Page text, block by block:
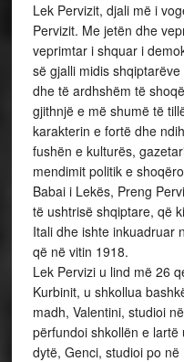
Lek Pervizit, djali më i
Pervizit. Me jetën dhe
veprimtar i shquar i
së gjalli midis
dhe të ardhshëm të
gjithnjë e më shumë të
karakterin e fortë dhe
fushën e kulturës,
mendimit politik e
Babai i Lekës, Preng
të ushtrisë shqiptare, që
Itali dhe ishte inkuadruar
që në vitin 1918.
Lek Pervizi u lind më 26
Kurbinit, u shkollua
madh, Valentini, studioi
përfundoi shkollën e
dytë, Genci, studioi po